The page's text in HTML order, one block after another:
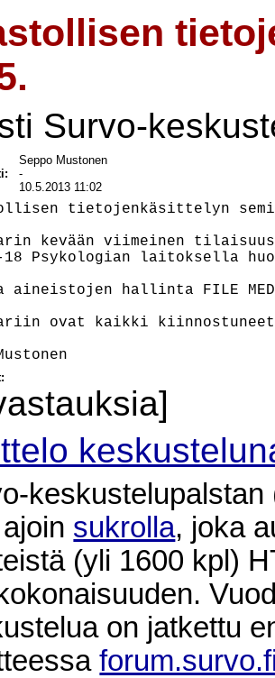
Survo-
Seppo Mustonen
-
10.5.2013 11:02
tietojenkäsittelyn
kevään viimeinen
Psykologian laitoksella
aineistojen hallinta FILE
ovat kaikki
sukrolla, joka
(yli 1600 kpl)
on jatkettu